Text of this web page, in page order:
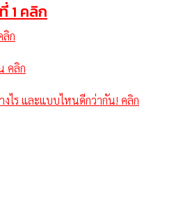
1 คลิก
ก
คลิก
ไร และแบบไหนดีกว่ากัน! คลิก